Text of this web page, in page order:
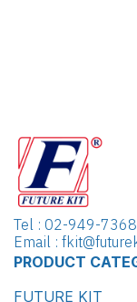
Tel : 02-949-
Email :
PRODUCT
FUTURE KIT